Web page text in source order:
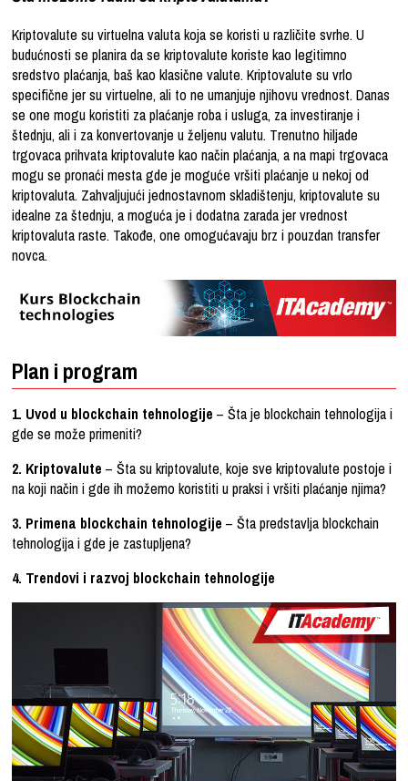
Kriptovalute su virtuelna valuta koja se koristi u različite svrhe. U
budućnosti se planira da se kriptovalute koriste kao legitimno
sredstvo plaćanja, baš kao klasične valute. Kriptovalute su vrlo
specifične jer su virtuelne, ali to ne umanjuje njihovu vrednost. Danas
se one mogu koristiti za plaćanje roba i usluga, za investiranje i
štednju, ali i za konvertovanje u željenu valutu. Trenutno hiljade
trgovaca prihvata kriptovalute kao način plaćanja, a na mapi trgovaca
mogu se pronaći mesta gde je moguće vršiti plaćanje u nekoj od
kriptovaluta. Zahvaljujući jednostavnom skladištenju, kriptovalute su
idealne za štednju, a moguća je i dodatna zarada jer vrednost
kriptovaluta raste. Takođe, one omogućavaju brz i pouzdan transfer
novca.
Plan i program
1. Uvod u blockchain tehnologije – Šta je blockchain tehnologija i
gde se može primeniti?
2. Kriptovalute – Šta su kriptovalute, koje sve kriptovalute postoje i
na koji način i gde ih možemo koristiti u praksi i vršiti plaćanje njima?
3. Primena blockchain tehnologije – Šta predstavlja blockchain
tehnologija i gde je zastupljena?
4. Trendovi i razvoj blockchain tehnologije